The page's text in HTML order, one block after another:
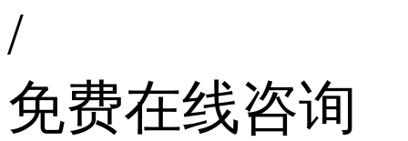
/
免费在线咨询